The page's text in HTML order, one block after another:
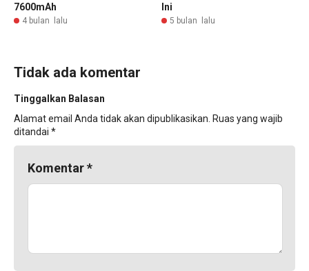
7600mAh
4 bulan lalu
Ini
5 bulan lalu
Tidak ada komentar
Tinggalkan Balasan
Alamat email Anda tidak akan dipublikasikan. Ruas yang wajib
ditandai *
Komentar*